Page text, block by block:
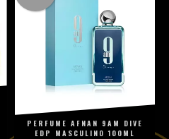
PERFUME AFNAN 9AM DIVE
EDP MASCULINO 100ML